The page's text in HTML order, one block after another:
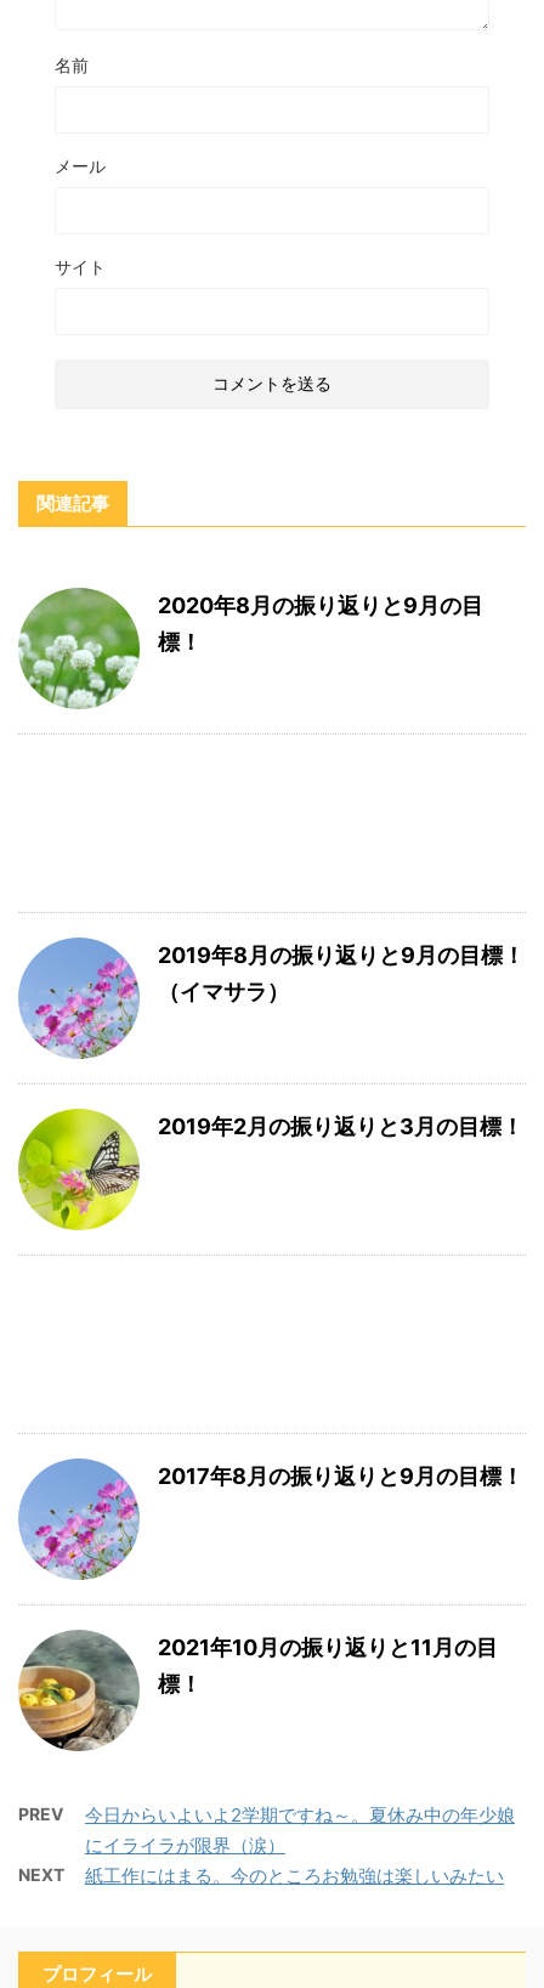
名前
メール
サイト
関連記事
2020年8月の振り返りと9月の目
標！
2019年8月の振り返りと9月の目標！
（イマサラ）
2019年2月の振り返りと3月の目標！
2017年8月の振り返りと9月の目標！
2021年10月の振り返りと11月の目
標！
PREV
今日からいよいよ2学期ですね～。夏休み中の年少娘
にイライラが限界（涙）
NEXT 紙工作にはまる。今のところお勉強は楽しいみたい
プロフィール